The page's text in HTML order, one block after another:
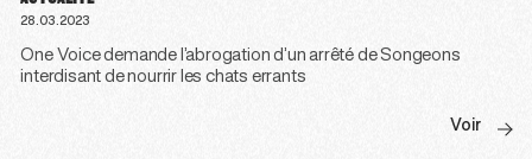
28.03.2023
One Voice demande l’abrogation d’un arrêté de Songeons
interdisant de nourrir les chats errants
Voir